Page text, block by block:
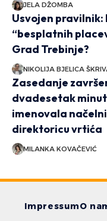
JELA DŽOMBA
Usvojen pravilnik:
“besplatnih
Grad Trebinje?
NIKOLIJA BJELICA
Zasedanje
dvadesetak
imenovala
direktoricu vrtića
MILANKA KOVAČEVIĆ
ImpressumO